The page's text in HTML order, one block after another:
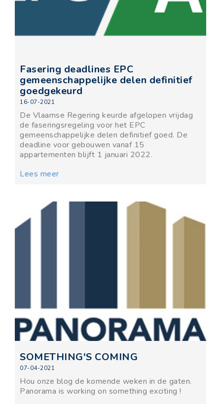
Fasering deadlines EPC
gemeenschappelijke delen definitief
goedgekeurd
16-07-2021
De Vlaamse Regering keurde afgelopen vrijdag
de faseringsregeling voor het EPC
gemeenschappelijke delen definitief goed. De
deadline voor gebouwen vanaf 15
appartementen blijft 1 januari 2022.
Lees meer
SOMETHING'S COMING
07-04-2021
Hou onze blog de komende weken in de gaten.
Panorama is working on something exciting !